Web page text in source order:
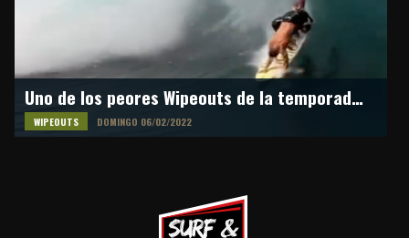
Uno de los peores Wipeouts de la temporada en Pipeline
WIPEOUTS DOMINGO 06/02/2022